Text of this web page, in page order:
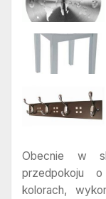
Obecnie w
przedpokoju
kolorach,